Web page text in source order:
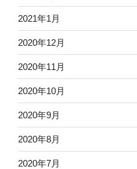
2021年1月
2020年12月
2020年11月
2020年10月
2020年9月
2020年8月
2020年7月